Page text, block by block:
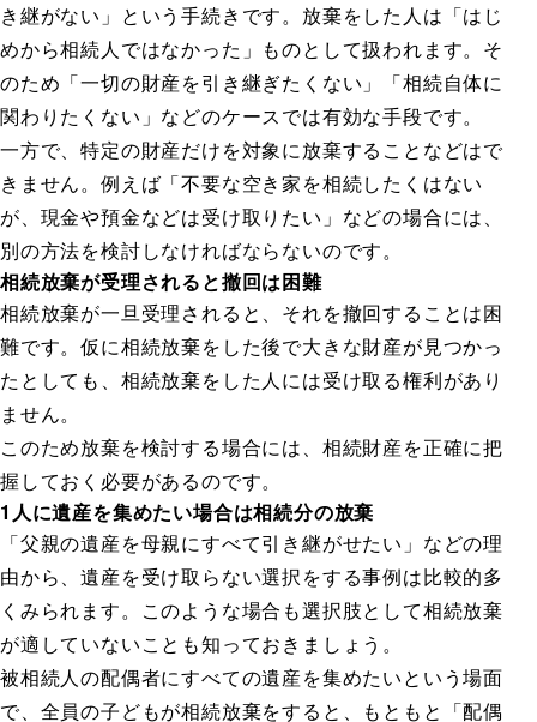
き継がない」という手続きです。放棄をした人は「はじ
めから相続人ではなかった」ものとして扱われます。そ
のため「一切の財産を引き継ぎたくない」「相続自体に
関わりたくない」などのケースでは有効な手段です。
一方で、特定の財産だけを対象に放棄することなどはで
きません。例えば「不要な空き家を相続したくはない
が、現金や預金などは受け取りたい」などの場合には、
別の方法を検討しなければならないのです。
相続放棄が受理されると撤回は困難
相続放棄が一旦受理されると、それを撤回することは困
難です。仮に相続放棄をした後で大きな財産が見つかっ
たとしても、相続放棄をした人には受け取る権利があり
ません。
このため放棄を検討する場合には、相続財産を正確に把
握しておく必要があるのです。
1人に遺産を集めたい場合は相続分の放棄
「父親の遺産を母親にすべて引き継がせたい」などの理
由から、遺産を受け取らない選択をする事例は比較的多
くみられます。このような場合も選択肢として相続放棄
が適していないことも知っておきましょう。
被相続人の配偶者にすべての遺産を集めたいという場面
で、全員の子どもが相続放棄をすると、もともと「配偶